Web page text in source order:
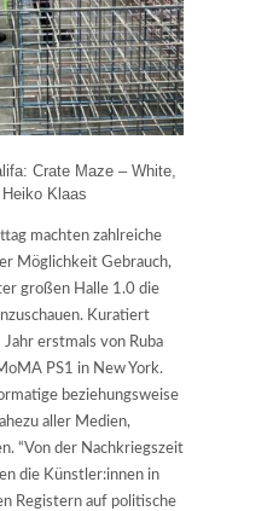
Crate Maze – White,
Klaas
machten zahlreiche
Möglichkeit Gebrauch,
großen Halle 1.0 die
Kuratiert
erstmals von Ruba
PS1 in New York.
beziehungsweise
aller Medien,
“Von der Nachkriegszeit
die Künstler:innen in
Registern auf politische